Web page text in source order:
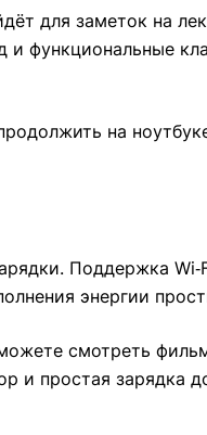
для заметок на
функциональные
на
Поддержка
энергии
смотреть
и простая зарядка